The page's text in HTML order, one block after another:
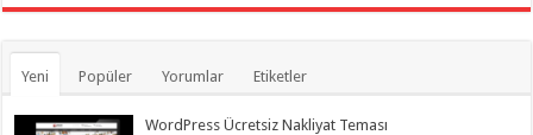
Yeni Popüler Yorumlar Etiketler
WordPress Ücretsiz Nakliyat Teması